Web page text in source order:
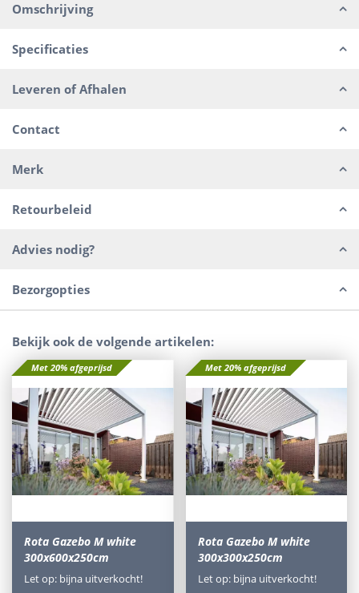
Omschrijving
Specificaties
Leveren of Afhalen
Contact
Merk
Retourbeleid
Advies nodig?
Bezorgopties
Bekijk ook de volgende artikelen:
Met 20% afgeprijsd
Rota Gazebo M white
300x600x250cm
Let op: bijna uitverkocht!
Met 20% afgeprijsd
Rota Gazebo M white
300x300x250cm
Let op: bijna uitverkocht!